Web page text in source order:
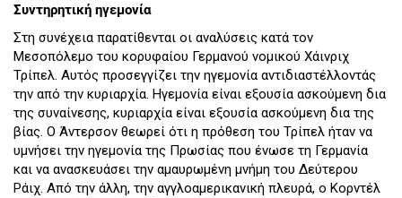
Συντηρητική ηγεμονία
Στη συνέχεια παρατίθενται οι αναλύσεις κατά τον
Μεσοπόλεμο του κορυφαίου Γερμανού νομικού Χάινριχ
Τρίπελ. Αυτός προσεγγίζει την ηγεμονία αντιδιαστέλλοντάς
την από την κυριαρχία. Ηγεμονία είναι εξουσία ασκούμενη δια
της συναίνεσης, κυριαρχία είναι εξουσία ασκούμενη δια της
βίας. Ο Άντερσον θεωρεί ότι η πρόθεση του Τρίπελ ήταν να
υμνήσει την ηγεμονία της Πρωσίας που ένωσε τη Γερμανία
και να ανασκευάσει την αμαυρωμένη μνήμη του Δεύτερου
Ράιχ. Από την άλλη, την αγγλοαμερικανική πλευρά, ο Κορντέλ